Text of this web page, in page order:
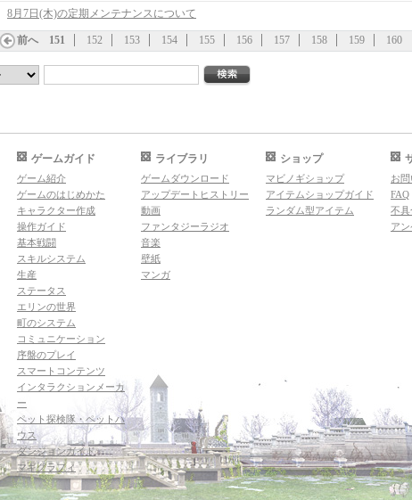
8月7日(木)の定期メンテナンスについて
前へ 151 152 153 154 155 156 157 158 159 160
ゲームガイド
ゲーム紹介
ゲームのはじめかた
キャラクター作成
操作ガイド
基本戦闘
スキルシステム
生産
ステータス
エリンの世界
町のシステム
コミュニケーション
序盤のプレイ
スマートコンテンツ
インタラクションメーカ
ー
ペット探検隊・ペットハ
ウス
ダンジョンガイド
マギグラフィ
ライブラリ
ゲームダウンロード
アップデートヒストリー
動画
ファンタジーラジオ
音楽
壁紙
マンガ
ショップ
マビノギショップ
アイテムショップガイド
ランダム型アイテム
お
FAQ
不具
アン